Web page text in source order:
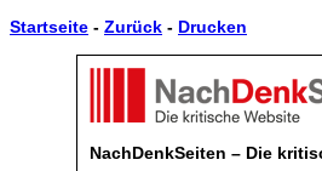
Startseite - Zurück - Drucken
NachDenkSeiten – Die